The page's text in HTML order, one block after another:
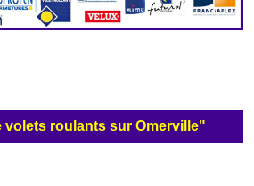
volets roulants sur Omerville"